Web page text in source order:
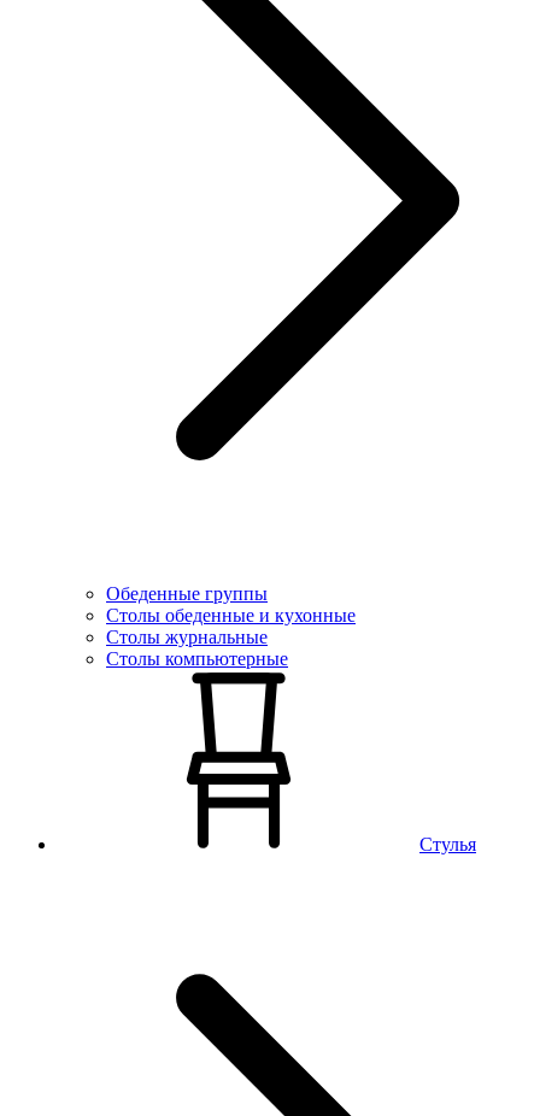
Обеденные группы
Столы обеденные и кухонные
Столы журнальные
Столы компьютерные
Стулья